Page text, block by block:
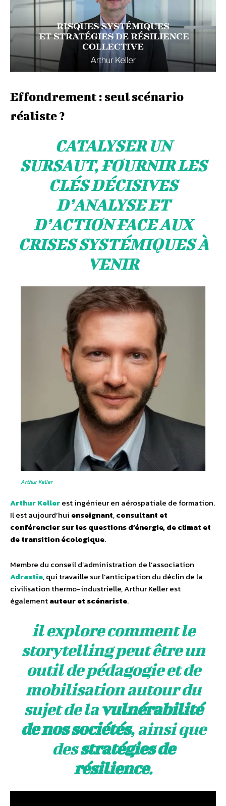
Effondrement : seul scénario
réaliste ?
CATALYSER UN
SURSAUT, FOURNIR LES
CLÉS DÉCISIVES
D’ANALYSE ET
D’ACTION FACE AUX
CRISES SYSTÉMIQUES À
VENIR
Arthur Keller
Arthur Kellerest ingénieur en aérospatiale de formation.
Il est aujourd’hui enseignant,consultant et
conférencier sur les questions d’énergie, de climat et
de transition écologique.
Membre du conseil d’administration de l’association
Adrastia, qui travaille sur l’anticipation du déclin de la
civilisation thermo-industrielle, Arthur Keller est
égalementauteur et scénariste.
il explore comment le
storytelling peut être un
outil de pédagogie et de
mobilisation autour du
sujet de lavulnérabilité
de nos sociétés, ainsi que
desstratégies de
résilience.